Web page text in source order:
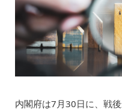
内閣府は7月30日に、戦